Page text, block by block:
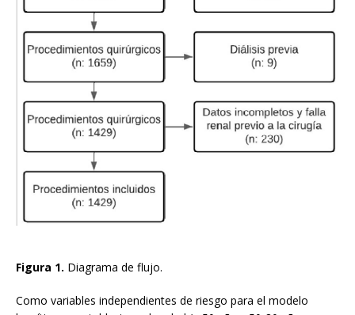
Figura 1. Diagrama de flujo.
Como variables independientes de riesgo para el modelo